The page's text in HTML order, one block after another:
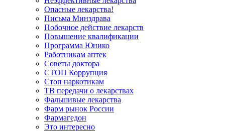
Опасные лекарства!
Письма Минздрава
Побочное действие лекарств
Повышение квалификации
Программа Юнико
Работникам аптек
Советы доктора
СТОП Коррупция
Стоп наркотикам
ТВ передачи о лекарствах
Фальшивые лекарства
Фарм рынок России
Фармагедон
Это интересно